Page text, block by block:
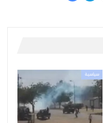
سياسية